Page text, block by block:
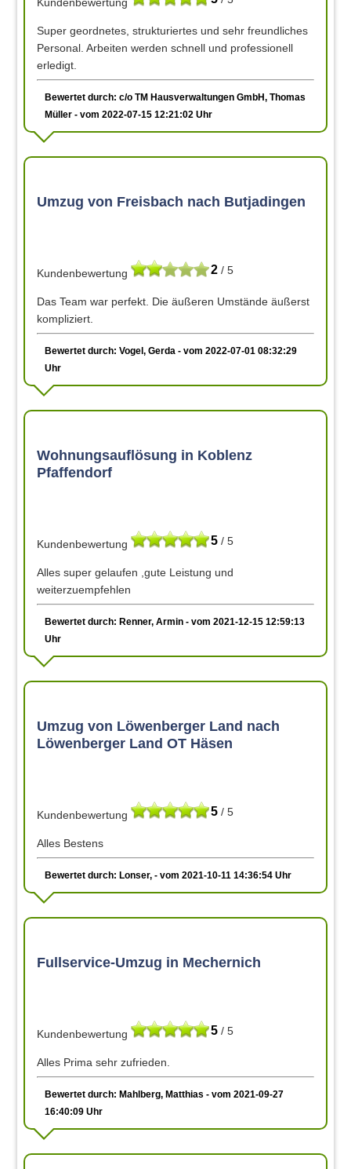
Super geordnetes, strukturiertes und sehr freundliches
Personal. Arbeiten werden schnell und professionell
erledigt.
Bewertet durch: c/o TM Hausverwaltungen GmbH, Thomas
Müller - vom 2022-07-15 12:21:02 Uhr
Umzug von Freisbach nach Butjadingen
2 / 5
Kundenbewertung
Das Team war perfekt. Die äußeren Umstände äußerst
kompliziert.
Bewertet durch: Vogel, Gerda - vom 2022-07-01 08:32:29
Uhr
Wohnungsauflösung in Koblenz
Pfaffendorf
5 / 5
Kundenbewertung
Alles super gelaufen ,gute Leistung und
weiterzuempfehlen
Bewertet durch: Renner, Armin - vom 2021-12-15 12:59:13
Uhr
Umzug von Löwenberger Land nach
Löwenberger Land OT Häsen
5 / 5
Kundenbewertung
Alles Bestens
Bewertet durch: Lonser, - vom 2021-10-11 14:36:54 Uhr
Fullservice-Umzug in Mechernich
5 / 5
Kundenbewertung
Alles Prima sehr zufrieden.
Bewertet durch: Mahlberg, Matthias - vom 2021-09-27
16:40:09 Uhr